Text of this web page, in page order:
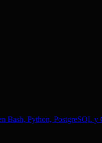
Bash, Python, PostgreSQL y